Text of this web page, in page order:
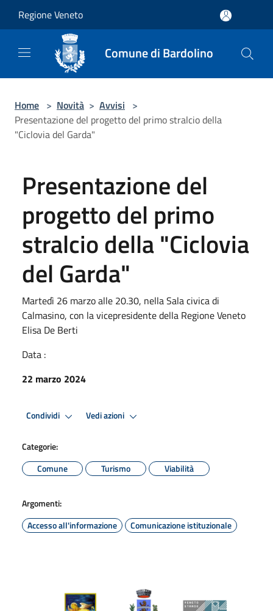
Regione Veneto
Comune di Bardolino
Home > Novità > Avvisi >
Presentazione del progetto del primo stralcio della
"Ciclovia del Garda"
Presentazione del
progetto del primo
stralcio della "Ciclovia
del Garda"
Martedì 26 marzo alle 20.30, nella Sala civica di
Calmasino, con la vicepresidente della Regione Veneto
Elisa De Berti
Data :
22 marzo 2024
Condividi Vedi azioni
Categorie:
Comune
Turismo Viabilità
Argomenti:
Accesso all'informazione
Comunicazione istituzionale